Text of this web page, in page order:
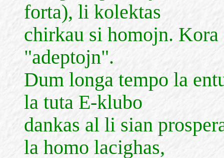
forta), li kolektas
chirkau si homojn.
"adeptojn".
Dum longa tempo la
la tuta E-klubo
dankas al li sian
la homo lacighas,